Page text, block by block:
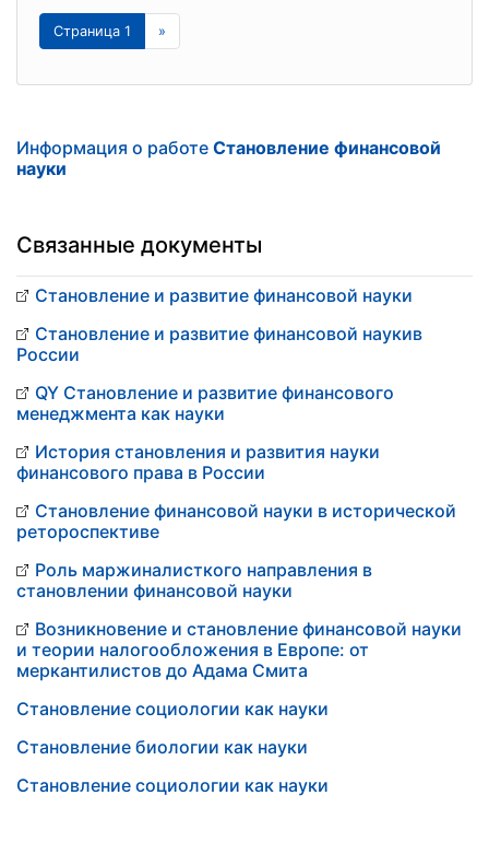
Страница 1 »
Информация о работе Становление финансовой
науки
Связанные документы
Становление и развитие финансовой науки
Становление и развитие финансовой наукив
России
QY Становление и развитие финансового
менеджмента как науки
История становления и развития науки
финансового права в России
Становление финансовой науки в исторической
ретороспективе
Роль маржиналисткого направления в
становлении финансовой науки
Возникновение и становление финансовой науки
и теории налогообложения в Европе: от
меркантилистов до Адама Смита
Становление социологии как науки
Становление биологии как науки
Становление социологии как науки